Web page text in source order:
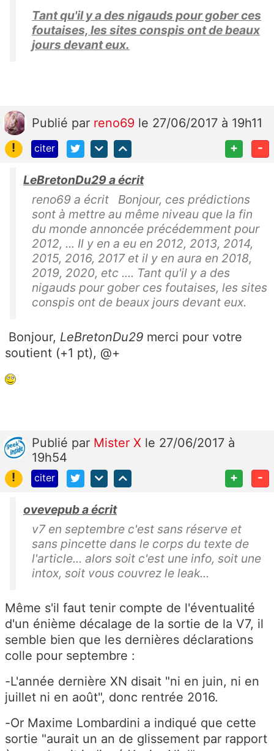
Tant qu'il y a des nigauds pour gober ces
foutaises, les sites conspis ont de beaux
jours devant eux.
Publié par reno69 le 27/06/2017 à 19h11
!
citer + -
LeBretonDu29 a écrit
reno69 a écrit Bonjour, ces prédictions
sont à mettre au même niveau que la fin
du monde annoncée précédemment pour
2012, ... Il y en a eu en 2012, 2013, 2014,
2015, 2016, 2017 et il y en aura en 2018,
2019, 2020, etc .... Tant qu'il y a des
nigauds pour gober ces foutaises, les sites
conspis ont de beaux jours devant eux.
Bonjour, LeBretonDu29 merci pour votre
soutient (+1 pt), @+
Publié par Mister X le 27/06/2017 à
19h54
!
citer + -
ovevepub a écrit
v7 en septembre c'est sans réserve et
sans pincette dans le corps du texte de
l'article... alors soit c'est une info, soit une
intox, soit vous couvrez le leak...
Même s'il faut tenir compte de l'éventualité
d'un énième décalage de la sortie de la V7, il
semble bien que les dernières déclarations
colle pour septembre :
-L'année dernière XN disait "ni en juin, ni en
juillet ni en août", donc rentrée 2016.
-Or Maxime Lombardini a indiqué que cette
sortie "aurait un an de glissement par rapport